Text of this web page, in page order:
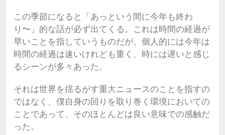
この季節になると「あっという間に今年も終わ
り〜」的な話が必ず出てくる。これは時間の経過が
早いことを指していうものだが、個人的には今年は
時間の経過は速いけれども重く、時には遅いと感じ
るシーンが多々あった。
それは世界を揺るがす重大ニュースのことを指すの
ではなく、僕自身の回りを取り巻く環境においての
ことであって、そのほとんどは良い意味での感触だ
った。